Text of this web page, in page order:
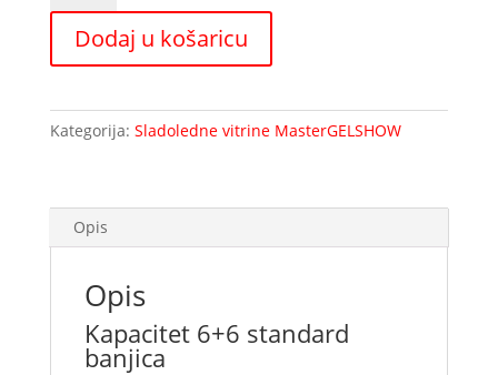
GELSHOW
količina
Dodaj u košaricu
Kategorija: Sladoledne vitrine MasterGELSHOW
Opis
Opis
Kapacitet 6+6 standard
banjica